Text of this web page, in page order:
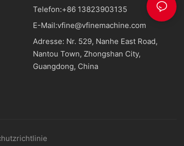
Telefon:+86 13823903135
E-Mail:vfine@vfinemachine.com
Adresse: Nr. 529, Nanhe East Road,
Nantou Town, Zhongshan City,
Guangdong, China